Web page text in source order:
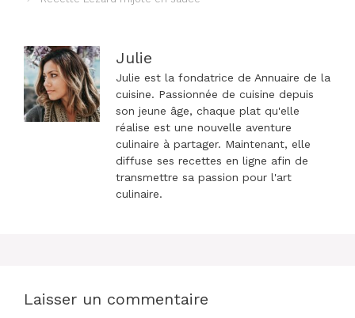
Julie
Julie est la fondatrice de Annuaire de la
cuisine. Passionnée de cuisine depuis
son jeune âge, chaque plat qu'elle
réalise est une nouvelle aventure
culinaire à partager. Maintenant, elle
diffuse ses recettes en ligne afin de
transmettre sa passion pour l'art
culinaire.
Laisser un commentaire